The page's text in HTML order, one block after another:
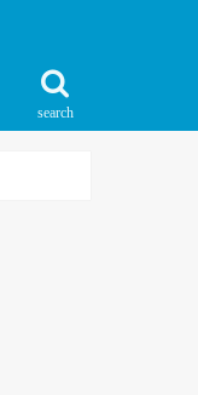
search